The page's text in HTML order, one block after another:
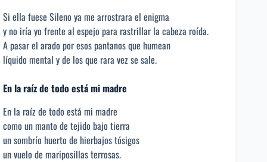
Si ella fuese Sileno ya me arrostrara el enigma
y no iría yo frente al espejo para rastrillar la cabeza roída.
A pasar el arado por esos pantanos que humean
líquido mental y de los que rara vez se sale.
En la raíz de todo está mi madre
En la raíz de todo está mi madre
como un manto de tejido bajo tierra
un sombrío huerto de hierbajos tósigos
un vuelo de mariposillas terrosas.